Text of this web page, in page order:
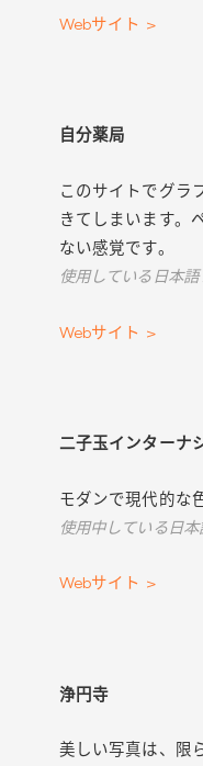
Webサイト >
自分薬局
このサイトでグラ
きてしまいます。
ない感覚です。
使用している日本
Webサイト >
二子玉インターナ
モダンで現代的な
使用中している日
Webサイト >
浄円寺
美しい写真は、限